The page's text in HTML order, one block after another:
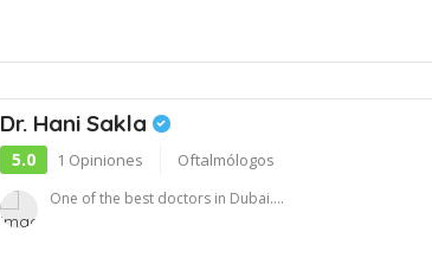
Dr. Hani Sakla
5.0 1 Opiniones Oftalmólogos
One of the best doctors in Dubai....